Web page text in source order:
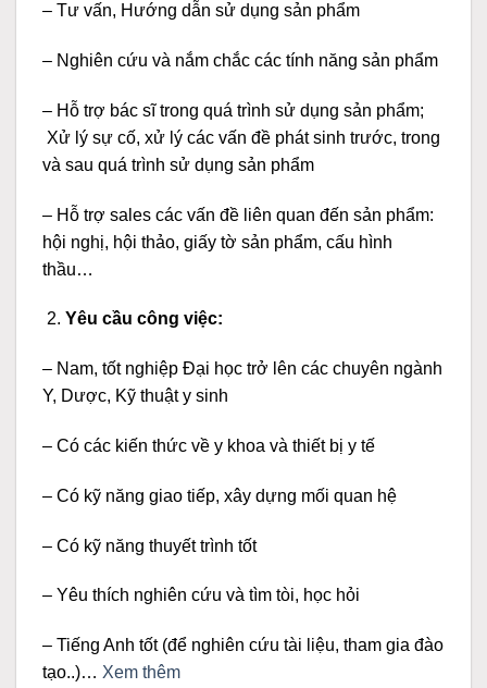
– Tư vấn, Hướng dẫn sử dụng sản phẩm
– Nghiên cứu và nắm chắc các tính năng sản phẩm
– Hỗ trợ bác sĩ trong quá trình sử dụng sản phẩm;
Xử lý sự cố, xử lý các vấn đề phát sinh trước, trong
và sau quá trình sử dụng sản phẩm
– Hỗ trợ sales các vấn đề liên quan đến sản phẩm:
hội nghị, hội thảo, giấy tờ sản phẩm, cấu hình
thầu…
Yêu cầu công việc:
– Nam, tốt nghiệp Đại học trở lên các chuyên ngành
Y, Dược, Kỹ thuật y sinh
– Có các kiến thức về y khoa và thiết bị y tế
– Có kỹ năng giao tiếp, xây dựng mối quan hệ
– Có kỹ năng thuyết trình tốt
– Yêu thích nghiên cứu và tìm tòi, học hỏi
– Tiếng Anh tốt (để nghiên cứu tài liệu, tham gia đào
tạo..)… Xem thêm